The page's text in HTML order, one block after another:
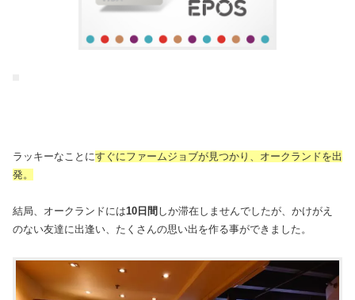
ラッキーなことにすぐにファームジョブが見つかり、オークランドを出
発。
結局、オークランドには10日間 しか滞在しませんでしたが、かけがえ
のない友達に出逢い、たくさんの思い出を作る事ができました。